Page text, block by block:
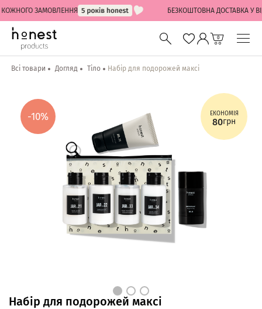
ЗАМОВЛЕННЯ БЕЗКОШТОВНА ДОСТАВКА У
0
Всі товари Догляд Тіло Набір для подорожей максі
Набір для подорожей максі
ЕКОНОМІЯ
80грн
-10%